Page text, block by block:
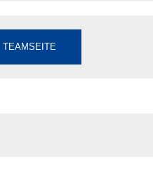
TEAMSEITE